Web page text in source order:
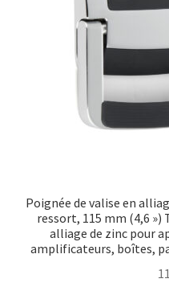
Poignée de valise en
ressort, 115 mm (4,6 »)
alliage de zinc pour
amplificateurs, boîtes,